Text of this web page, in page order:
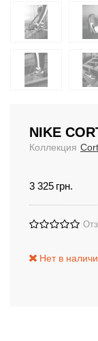
NIKE
Коллекция
3 325 грн.
Нет в